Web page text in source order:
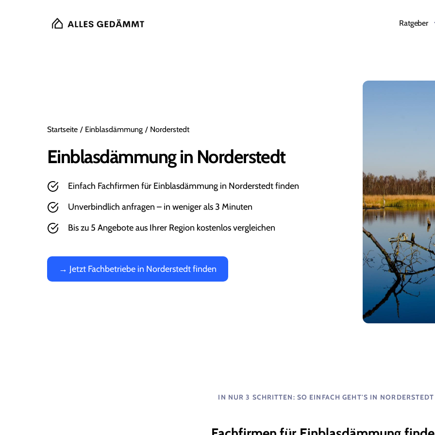
Ratgeber
Startseite / Einblasdämmung / Norderstedt
Einblasdämmung in Norderstedt
Einfach Fachfirmen für Einblasdämmung in Norderstedt finden
Unverbindlich anfragen – in weniger als 3 Minuten
Bis zu 5 Angebote aus Ihrer Region kostenlos vergleichen
→ Jetzt Fachbetriebe in Norderstedt finden
IN NUR 3 SCHRITTEN: SO EINFACH GEHT'S IN NORDERSTEDT